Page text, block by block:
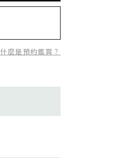
什麼是預約鑑賞？